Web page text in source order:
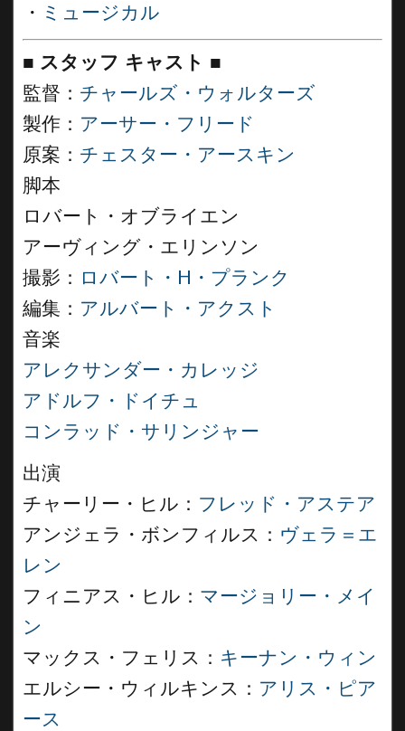
・ ミュージカル
■ スタッフ キャスト ■
監督： チャールズ・ウォルターズ
製作： アーサー・フリード
原案： チェスター・アースキン
脚本
ロバート・オブライエン
アーヴィング・エリンソン
撮影： ロバート・H・プランク
編集： アルバート・アクスト
音楽
アレクサンダー・カレッジ
アドルフ・ドイチュ
コンラッド・サリンジャー
出演
チャーリー・ヒル： フレッド・アステア
アンジェラ・ボンフィルス： ヴェラ＝エ
レン
フィニアス・ヒル： マージョリー・メイ
ン
マックス・フェリス： キーナン・ウィン
エルシー・ウィルキンス： アリス・ピア
ース